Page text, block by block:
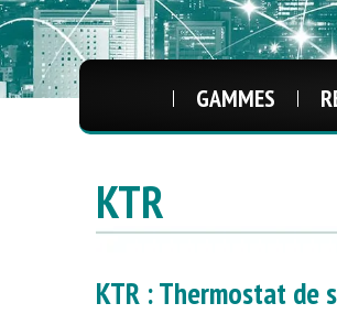
GAMMES
KTR
KTR : Thermostat de